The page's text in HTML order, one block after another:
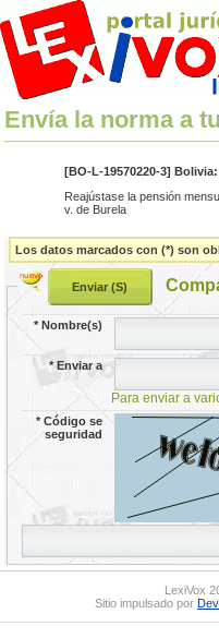
Envía la norma a
[BO-L-19570220-3]
Reajústase la pensión
v. de Burela
Los datos marcados con (*) son
*Nombre(s)
*Enviar a
Para enviar a
*Código se
seguridad
LexiVox
Sitio impulsado por